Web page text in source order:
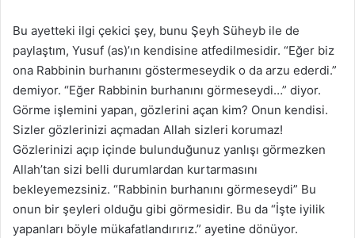
Bu ayetteki ilgi çekici şey, bunu Şeyh Süheyb ile de
paylaştım, Yusuf (as)’ın kendisine atfedilmesidir. “Eğer biz
ona Rabbinin burhanını göstermeseydik o da arzu ederdi.”
demiyor. “Eğer Rabbinin burhanını görmeseydi…” diyor.
Görme işlemini yapan, gözlerini açan kim? Onun kendisi.
Sizler gözlerinizi açmadan Allah sizleri korumaz!
Gözlerinizi açıp içinde bulunduğunuz yanlışı görmezken
Allah’tan sizi belli durumlardan kurtarmasını
bekleyemezsiniz. “Rabbinin burhanını görmeseydi” Bu
onun bir şeyleri olduğu gibi görmesidir. Bu da “İşte iyilik
yapanları böyle mükafatlandırırız.” ayetine dönüyor.